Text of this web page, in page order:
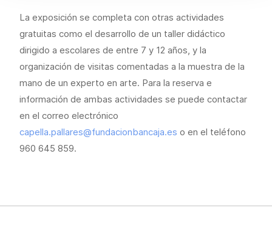
La exposición se completa con otras actividades
gratuitas como el desarrollo de un taller didáctico
dirigido a escolares de entre 7 y 12 años, y la
organización de visitas comentadas a la muestra de la
mano de un experto en arte. Para la reserva e
información de ambas actividades se puede contactar
en el correo electrónico
capella.pallares@fundacionbancaja.es o en el teléfono
960 645 859.